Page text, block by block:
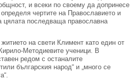
и всеки по своему да допринесе
чертите на Православието и
цялата последваща православна
на свети Климент като един от
Методиевите ученици. В
редом с останалите
българския народ“ и „много се